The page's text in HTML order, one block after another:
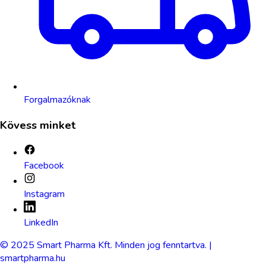
Forgalmazóknak
Kövess minket
Facebook
Instagram
LinkedIn
© 2025 Smart Pharma Kft. Minden jog fenntartva. |
smartpharma.hu